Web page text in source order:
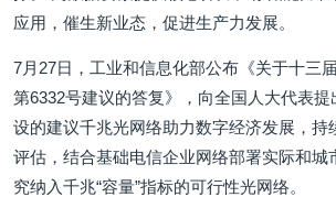
应用，催生新业态，促进生产力发展。
7月27日，工业和信息化部公布《关于十三
第6332号建议的答复》，向全国人大代表
设的建议千兆光网络助力数字经济发展，持
评估，结合基础电信企业网络部署实际和城
究纳入千兆“容量”指标的可行性光网络。